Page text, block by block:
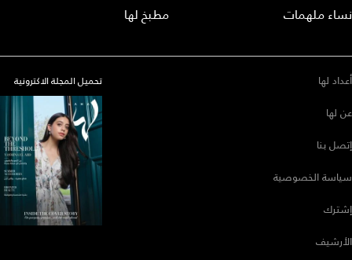
نساء ملهمات
مطبخ لها
أعداد لها
عن لها
إتصل بنا
سياسة الخصوصية
إشترك
الأرشيف
تحميل المجلة الاكترونية